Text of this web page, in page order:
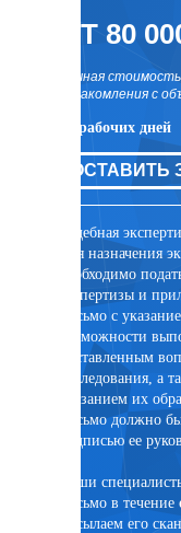
ОТ 80
точная
ознакомления с
10 рабочих дней
ОСТАВИТЬ
Судебная
Для назначения
необходимо
экспертизы и
письмо с
возможности
поставленным
исследования, а
указанием их
письмо должно
подписью ее
Наши
письмо в течение
высылаем его